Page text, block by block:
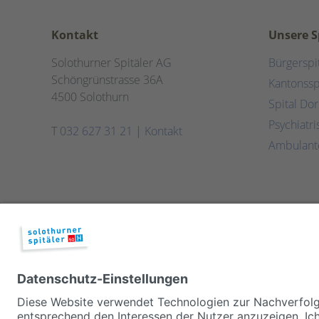
Kontakt
Solothurner Spitäler AG
Schöngrünstrasse 36A
4500 Solothurn
T 032 627 31 21 | Kontakt
Unsere
Spital